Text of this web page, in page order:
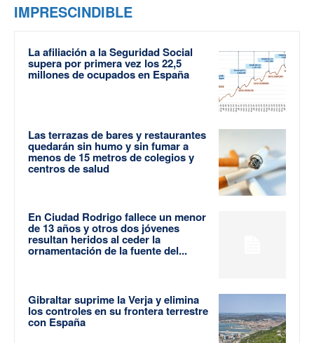
IMPRESCINDIBLE
La afiliación a la Seguridad Social
supera por primera vez los 22,5
millones de ocupados en España
Las terrazas de bares y restaurantes
quedarán sin humo y sin fumar a
menos de 15 metros de colegios y
centros de salud
En Ciudad Rodrigo fallece un menor
de 13 años y otros dos jóvenes
resultan heridos al ceder la
ornamentación de la fuente del...
Gibraltar suprime la Verja y elimina
los controles en su frontera terrestre
con España